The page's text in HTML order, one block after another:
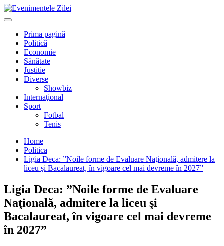
Mergi
la
Primary
Prima pagină
Politică
Economie
Sănătate
Justitie
Diverse
Showbiz
Internaţional
Sport
Fotbal
Tenis
Home
Politica
Ligia Deca: ”Noile forme de Evaluare Naţională, admitere la
liceu şi Bacalaureat, în vigoare cel mai devreme în 2027”
Ligia Deca: ”Noile forme de Evaluare
Naţională, admitere la liceu şi
Bacalaureat, în vigoare cel mai devreme
în 2027”